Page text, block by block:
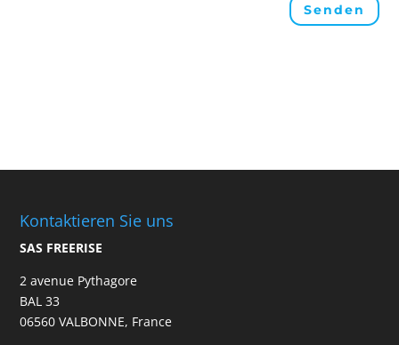
Senden
Kontaktieren Sie uns
SAS FREERISE
2 avenue Pythagore
BAL 33
06560 VALBONNE, France